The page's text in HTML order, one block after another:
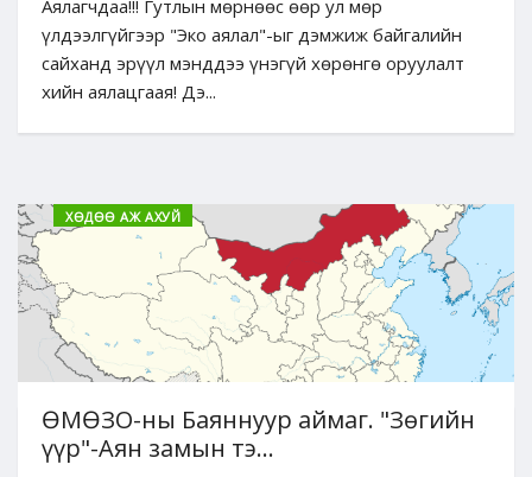
Аялагчдаа!!! Гутлын мөрнөөс өөр ул мөр
үлдээлгүйгээр "Эко аялал"-ыг дэмжиж байгалийн
сайханд эрүүл мэнддээ үнэгүй хөрөнгө оруулалт
хийн аялацгаая! Дэ...
ХӨДӨӨ АЖ АХУЙ
ӨМӨЗО-ны Баяннуур аймаг. "Зөгийн
үүр"-Аян замын тэ...